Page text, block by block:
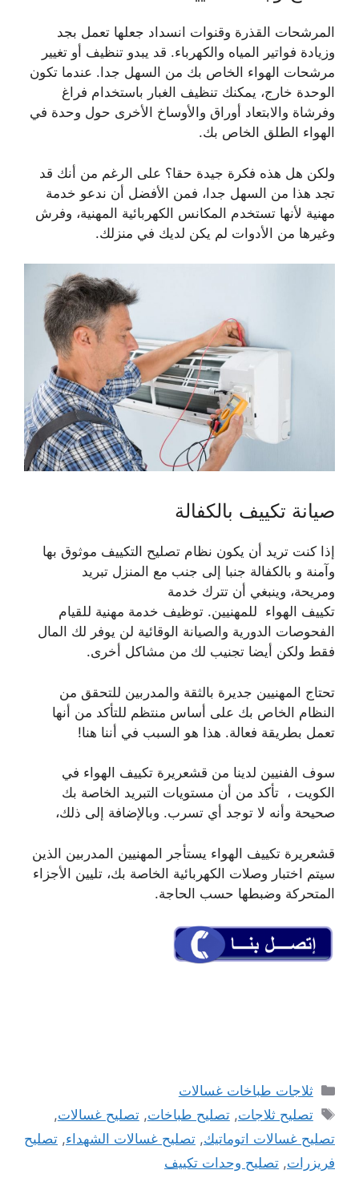
المرشحات القذرة وقنوات انسداد جعلها تعمل بجد
وزيادة فواتير المياه والكهرباء. قد يبدو تنظيف أو تغيير
مرشحات الهواء الخاص بك من السهل جدا. عندما تكون
الوحدة خارج، يمكنك تنظيف الغبار باستخدام فراغ
وفرشاة والابتعاد أوراق والأوساخ الأخرى حول وحدة في
الهواء الطلق الخاص بك.
ولكن هل هذه فكرة جيدة حقا؟ على الرغم من أنك قد
تجد هذا من السهل جدا، فمن الأفضل أن ندعو خدمة
مهنية لأنها تستخدم المكانس الكهربائية المهنية، وفرش
وغيرها من الأدوات لم يكن لديك في منزلك.
صيانة تكييف بالكفالة
إذا كنت تريد أن يكون نظام تصليح التكييف موثوق بها
وآمنة و بالكفالة جنبا إلى جنب مع المنزل تبريد
ومريحة، وينبغي أن تترك خدمة
تكييف الهواء للمهنيين. توظيف خدمة مهنية للقيام
الفحوصات الدورية والصيانة الوقائية لن يوفر لك المال
فقط ولكن أيضا تجنيب لك من مشاكل أخرى.
تحتاج المهنيين جديرة بالثقة والمدربين للتحقق من
النظام الخاص بك على أساس منتظم للتأكد من أنها
تعمل بطريقة فعالة. هذا هو السبب في أننا هنا!
سوف الفنيين لدينا من قشعريرة تكييف الهواء في
الكويت ، تأكد من أن مستويات التبريد الخاصة بك
صحيحة وأنه لا توجد أي تسرب. وبالإضافة إلى ذلك،
قشعريرة تكييف الهواء يستأجر المهنيين المدربين الذين
سيتم اختبار وصلات الكهربائية الخاصة بك، تليين الأجزاء
المتحركة وضبطها حسب الحاجة.
التصنيفات
ثلاجات طباخات غسالات
الوسوم
تصليح ثلاجات,تصليح طباخات,تصليح غسالات,
تصليح غسالات اتوماتيك, تصليح غسالات الشهداء, تصليح
فريزرات, تصليح وحدات تكييف